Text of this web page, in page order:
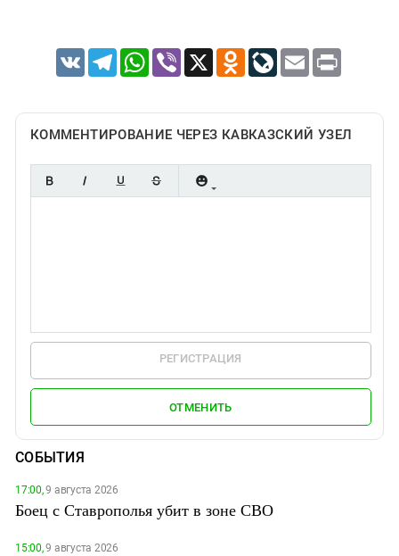
VK TelegramWhatsApp
Viber X Odnoklassniki
LiveJournal
Email Print
КОММЕНТИРОВАНИЕ ЧЕРЕЗ КАВКАЗСКИЙ УЗЕЛ
РЕГИСТРАЦИЯ
ОТМЕНИТЬ
СОБЫТИЯ
17:00,9 августа 2026
Боец с Ставрополья убит в зоне СВО
15:00,9 августа 2026